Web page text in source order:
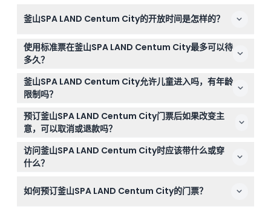
釜山SPA LAND Centum City的开放时间是怎样的？
釜山SPA LAND Centum City每天上午9:00至晚上10:00开
放，最晚入场时间为关门前一小时。（时间可能变动——请
在预订时确认）
使用标准票在釜山SPA LAND Centum City最多可以待
多久？
您的入场券允许您在温泉设施内享受最多四小时。如果希望
停留更长时间，每超过一小时将收取额外费用。
釜山SPA LAND Centum City允许儿童进入吗，有年龄
限制吗？
7岁以下儿童禁止入内。12岁以下儿童和老年人必须有18岁
或以上的付费成人陪伴。
预订釜山SPA LAND Centum City门票后如果改变主
意，可以取消或退款吗？
门票一经购买不可退款或取消。请确保在预订的日期和时间
使用您的门票。
访问釜山SPA LAND Centum City时应该带什么或穿
什么？
需携带额外笨重物品。
如何预订釜山SPA LAND Centum City的门票？